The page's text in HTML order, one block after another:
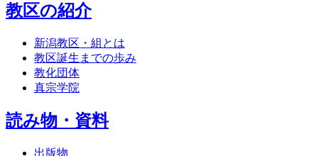
教区の紹介
新潟教区・組とは
教区誕生までの歩み
教化団体
真宗学院
読み物・資料
出版物